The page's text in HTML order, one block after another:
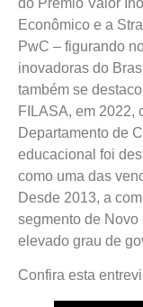
Econômico e a
PwC – figurando
inovadoras do
também se
FILASA, em 2022,
Departamento de
educacional foi
como uma das
Desde 2013, a
segmento de
elevado grau de
Confira esta